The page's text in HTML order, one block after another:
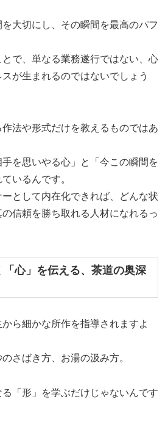
大切にし、その瞬間を最高のパフ
で、単なる業務遂行ではない、心
が生まれるのではないでしょう
法や形式だけを教えるものではあ
を思いやる心」と「今この瞬間を
いるんです。
として内在化できれば、どんな状
信頼を勝ち取れる人材になれるっ
「心」を伝える、茶道の奥深
ら細かな所作を指導されますよ
さばき方、お湯の汲み方。
「形」を学ぶだけじゃないんです